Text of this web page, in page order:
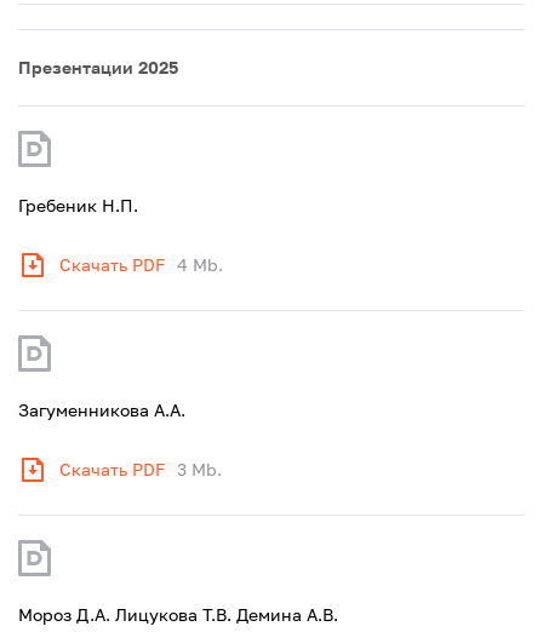
Презентации 2025
Гребеник Н.П.
Скачать PDF 4 Mb.
Загуменникова А.А.
Скачать PDF 3 Mb.
Мороз Д.А. Лицукова Т.В. Демина А.В.